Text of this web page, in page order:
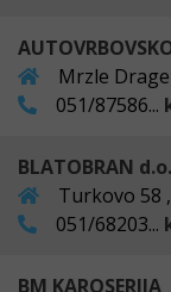
Mrzle
051/87586...
BLATOBRAN
Turkovo
051/68203...
BM KAROSERIJA